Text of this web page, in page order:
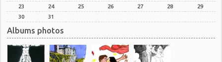
23
24 25 26 27 28
29
30
31
Albums photos